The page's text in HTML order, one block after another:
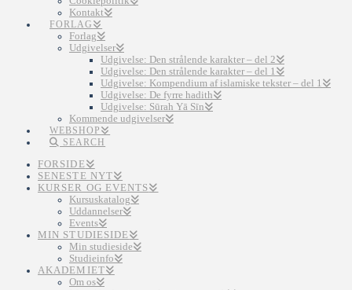
Kontakt
FORLAG
Forlag
Udgivelser
Udgivelse: Den strålende karakter – del 2
Udgivelse: Den strålende karakter – del 1
Udgivelse: Kompendium af islamiske tekster – del 1
Udgivelse: De fyrre hadith
Udgivelse: Sūrah Yā Sīn
Kommende udgivelser
WEBSHOP
SEARCH
FORSIDE
SENESTE NYT
KURSER OG EVENTS
Kursuskatalog
Uddannelser
Events
MIN STUDIESIDE
Min studieside
Studieinfo
AKADEMIET
Om os